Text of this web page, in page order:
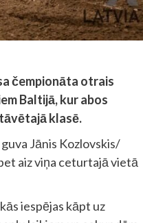
čempionāta otrais
Baltijā, kur abos
klasē.
Jānis Kozlovskis/
aiz viņa ceturtajā vietā
iespējas kāpt uz